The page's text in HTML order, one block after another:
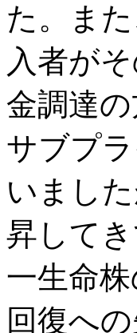
た。ま
入者が
金調達
サブプ
いまし
昇して
一生命
回復へ